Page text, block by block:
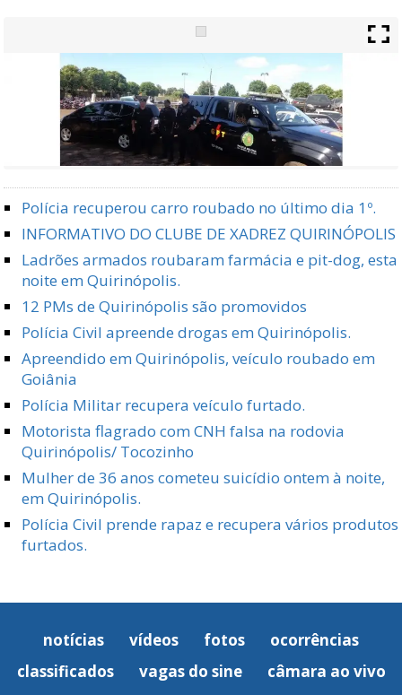
Polícia recuperou carro roubado no último dia 1º.
INFORMATIVO DO CLUBE DE XADREZ QUIRINÓPOLIS
Ladrões armados roubaram farmácia e pit-dog, esta
noite em Quirinópolis.
12 PMs de Quirinópolis são promovidos
Polícia Civil apreende drogas em Quirinópolis.
Apreendido em Quirinópolis, veículo roubado em
Goiânia
Polícia Militar recupera veículo furtado.
Motorista flagrado com CNH falsa na rodovia
Quirinópolis/ Tocozinho
Mulher de 36 anos cometeu suicídio ontem à noite,
em Quirinópolis.
Polícia Civil prende rapaz e recupera vários produtos
furtados.
notícias vídeos fotos
ocorrências
classificados
vagas do sine
câmara ao vivo